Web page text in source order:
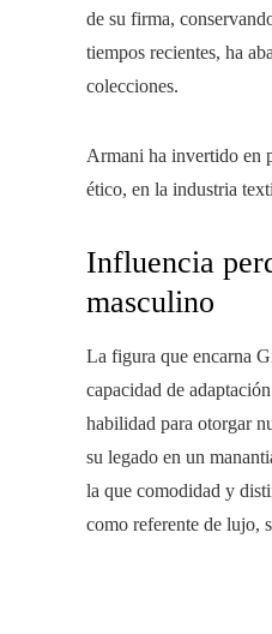
de su firma,
tiempos recientes, ha
colecciones.
Armani ha invertido en
ético, en la industria
Influencia
masculino
La figura que encarna
capacidad de
habilidad para otorgar
su legado en un
la que comodidad y
como referente de lujo,